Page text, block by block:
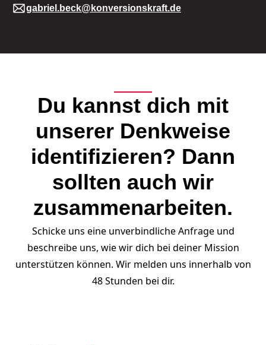
gabriel.beck@konversionskraft.de
Du kannst dich mit
unserer Denkweise
identifizieren? Dann
sollten auch wir
zusammenarbeiten.
Schicke uns eine unverbindliche Anfrage und
beschreibe uns, wie wir dich bei deiner Mission
unterstützen können. Wir melden uns innerhalb von
48 Stunden bei dir.